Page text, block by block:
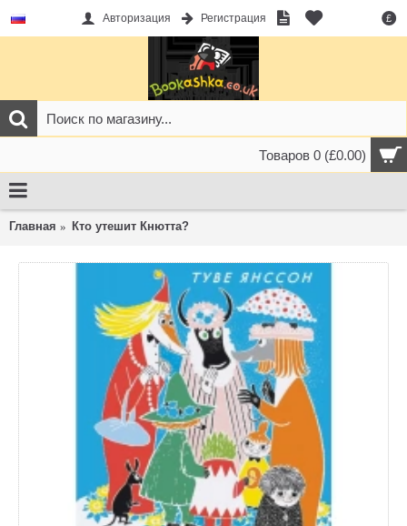
£
Авторизация Регистрация
Товаров 0 (£0.00)
Главная Кто утешит Кнютта?